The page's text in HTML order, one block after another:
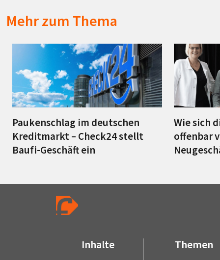
Mehr zum Thema
Paukenschlag im deutschen
Kreditmarkt – Check24 stellt
Baufi-Geschäft ein
Wie sich
offenbar
Inhalte Themen